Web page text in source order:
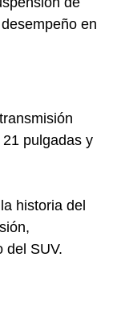
en
pulgadas y
historia del
del SUV.